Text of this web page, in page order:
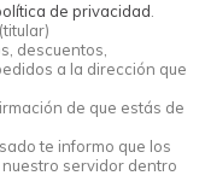
de privacidad
descuentos,
a la dirección que
de que estás de
te informo que los
servidor dentro